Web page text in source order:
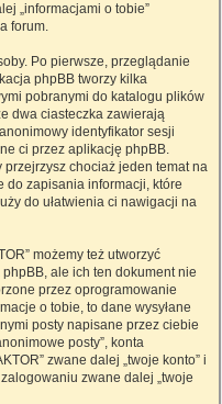
„informacjami o tobie”
forum.
Po pierwsze, przeglądanie
phpBB tworzy kilka
pobranymi do katalogu plików
dwa ciasteczka zawierają
identyfikator sesji
ci przez aplikację phpBB.
chociaż jeden temat na
do zapisania informacji, które
do ułatwienia ci nawigacji na
możemy też utworzyć
ale ich ten dokument nie
przez oprogramowanie
o tobie, to dane wysyłane
posty napisane przez ciebie
posty”, konta
zwane dalej „twoje konto” i
zwane dalej „twoje